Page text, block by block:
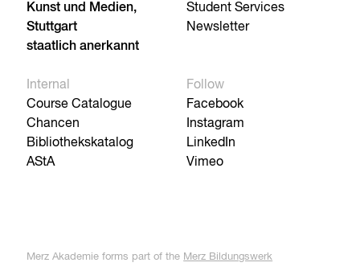
Kunst und Medien,
Stuttgart
staatlich anerkannt
Student Services
Newsletter
Internal
Course Catalogue
Chancen
Bibliothekskatalog
AStA
Follow
Facebook
Instagram
LinkedIn
Vimeo
Merz Akademie forms part of the Merz Bildungswerk